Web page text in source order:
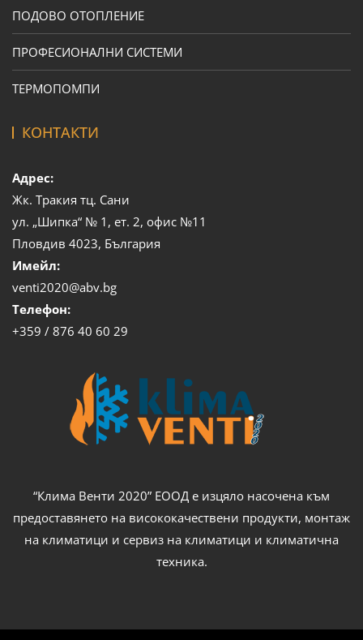
ПОДОВО ОТОПЛЕНИЕ
ПРОФЕСИОНАЛНИ СИСТЕМИ
ТЕРМОПОМПИ
КОНТАКТИ
Адрес:
Жк. Тракия тц. Сани
ул. „Шипка“ № 1, ет. 2, офис №11
Пловдив 4023, България
Имейл:
venti2020@abv.bg
Телефон:
+359 / 876 40 60 29
“Клима Венти 2020” ЕООД е изцяло насочена към
предоставянето на висококачествени продукти, монтаж
на климатици и сервиз на климатици и климатична
техника.